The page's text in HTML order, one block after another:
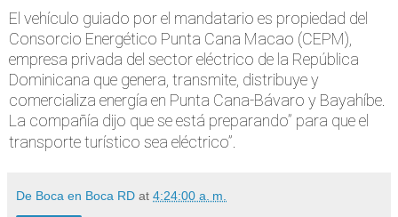
El vehículo guiado por el mandatario es propiedad del
Consorcio Energético Punta Cana Macao (CEPM),
empresa privada del sector eléctrico de la República
Dominicana que genera, transmite, distribuye y
comercializa energía en Punta Cana-Bávaro y Bayahíbe.
La compañía dijo que se está preparando” para que el
transporte turístico sea eléctrico”.
De Boca en Boca RD at 4:24:00 a. m.